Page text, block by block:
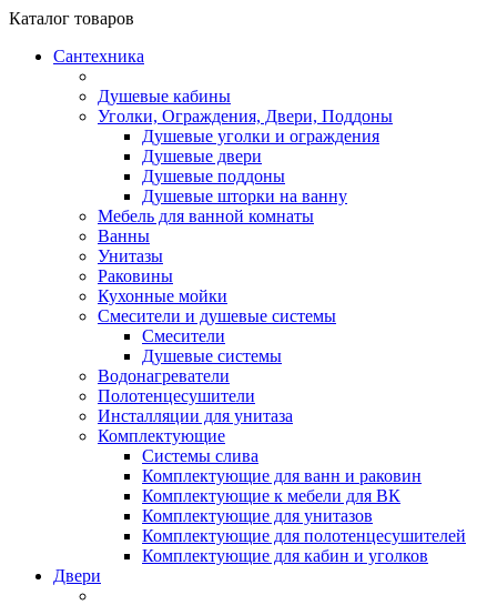
Каталог товаров
Сантехника
Душевые кабины
Уголки, Ограждения, Двери, Поддоны
Душевые уголки и ограждения
Душевые двери
Душевые поддоны
Душевые шторки на ванну
Мебель для ванной комнаты
Ванны
Унитазы
Раковины
Кухонные мойки
Смесители и душевые системы
Смесители
Душевые системы
Водонагреватели
Полотенцесушители
Инсталляции для унитаза
Комплектующие
Системы слива
Комплектующие для ванн и раковин
Комплектующие к мебели для ВК
Комплектующие для унитазов
Комплектующие для полотенцесушителей
Комплектующие для кабин и уголков
Двери